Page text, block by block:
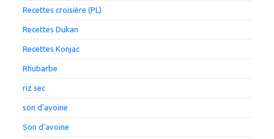
Recettes croisière (PL)
Recettes Dukan
Recettes Konjac
Rhubarbe
riz sec
son d'avoine
Son d'avoine